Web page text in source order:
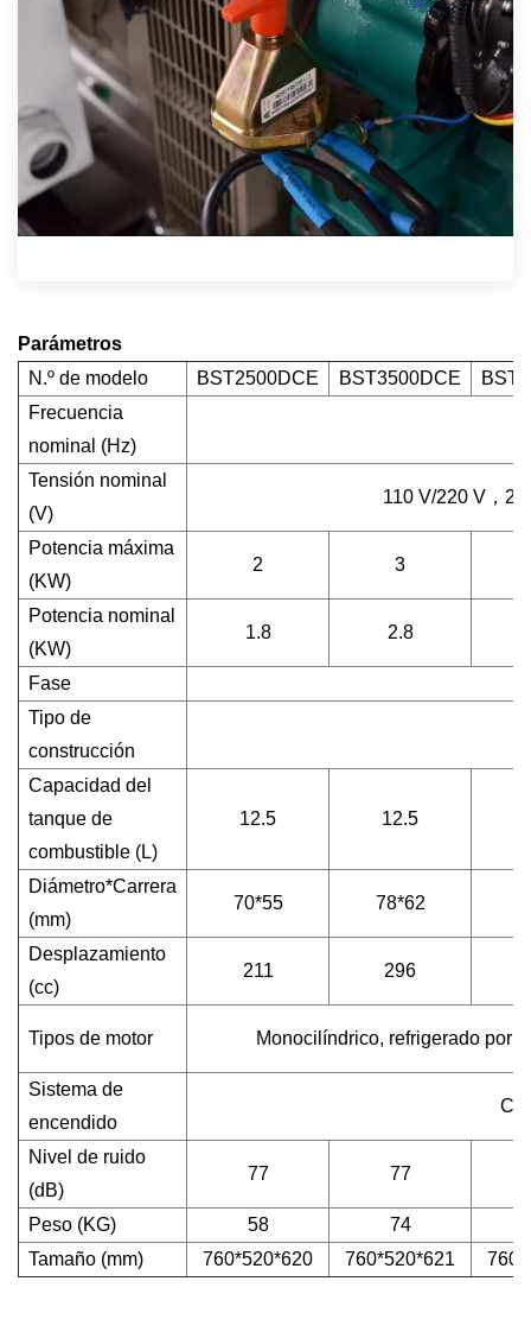
Parámetros
N.º de modelo
BST2500DCE BST3500DCE
Frecuencia
nominal (Hz)
Tensión nominal
(V)
110 V/220 V，
Potencia máxima
(KW)
2 3
Potencia nominal
(KW)
1.8 2.8
Fase
Tipo de
construcción
Capacidad del
tanque de
combustible (L)
12.5 12.5
Diámetro*Carrera
(mm)
70*55 78*62
Desplazamiento
(cc)
211 296
Tipos de motor Monocilíndrico, refrigerado por
Sistema de
encendido
Nivel de ruido
(dB)
77 77
Peso (KG) 58
74
Tamaño (mm)
760*520*620 760*520*621